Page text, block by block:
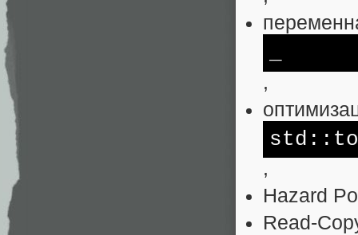
,
std
,
Hazard
Read-